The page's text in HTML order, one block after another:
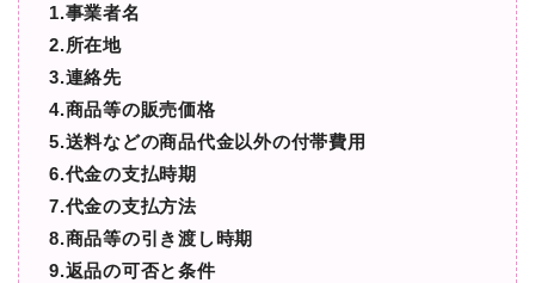
1.事業者名
2.所在地
3.連絡先
4.商品等の販売価格
5.送料などの商品代金以外の付帯費用
6.代金の支払時期
7.代金の支払方法
8.商品等の引き渡し時期
9.返品の可否と条件